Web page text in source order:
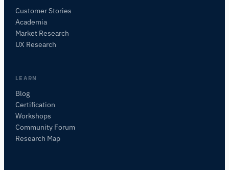
Customer Stories
Academia
Market Research
UX Research
LEARN
Blog
Certification
Workshops
Community Forum
Research Map
Posez des questions sur les méthodes de
POSER UNE QUESTION SUR CET ARTICLE
Résumer cet article